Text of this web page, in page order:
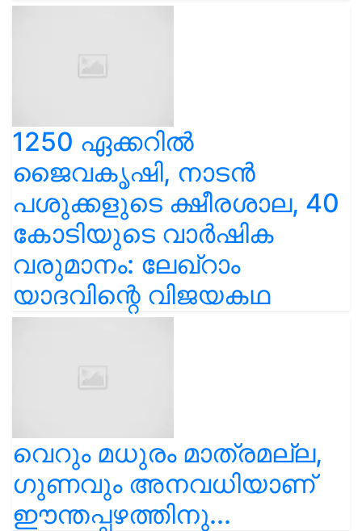
1250 ഏക്കറിൽ
ജൈവകൃഷി, നാടൻ
പശുക്കളുടെ ക്ഷീരശാല, 40
കോടിയുടെ വാർഷിക
വരുമാനം: ലേഖ്‌റാം
യാദവിന്റെ വിജയകഥ
വെറും മധുരം മാത്രമല്ല,
ഗുണവും അനവധിയാണ്
ഈന്തപ്പഴത്തിനു...